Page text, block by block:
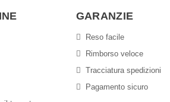
GARANZIE
Reso facile
Rimborso veloce
Tracciatura spedizioni
Pagamento sicuro